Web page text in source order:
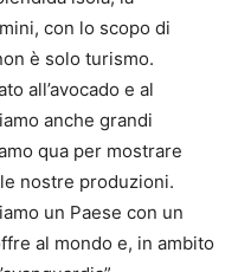
con lo scopo di
è solo turismo.
all’avocado e al
anche grandi
qua per mostrare
nostre produzioni.
un Paese con un
al mondo e, in ambito